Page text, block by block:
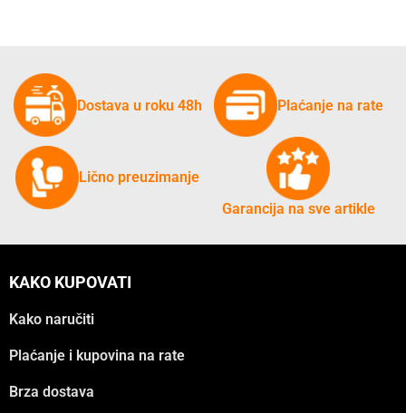
Dostava u roku 48h Plaćanje na rate
Lično preuzimanje
Garancija na sve artikle
KAKO KUPOVATI
Kako naručiti
Plaćanje i kupovina na rate
Brza dostava